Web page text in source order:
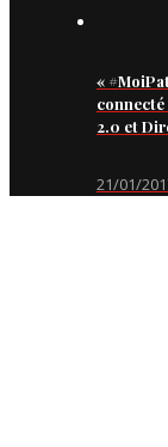
«
2.0 et
21/01/